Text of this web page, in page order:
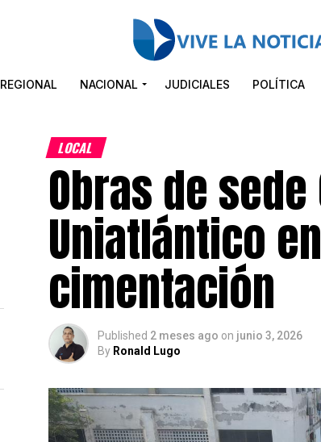
REGIONAL NACIONAL JUDICIALES POLÍTICA
LOCAL
Obras de
Uniatlántico
cimentación
Published 2 meses ago on junio 3, 2026
By Ronald Lugo